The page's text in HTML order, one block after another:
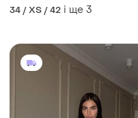
34 / XS / 42 і ще 3